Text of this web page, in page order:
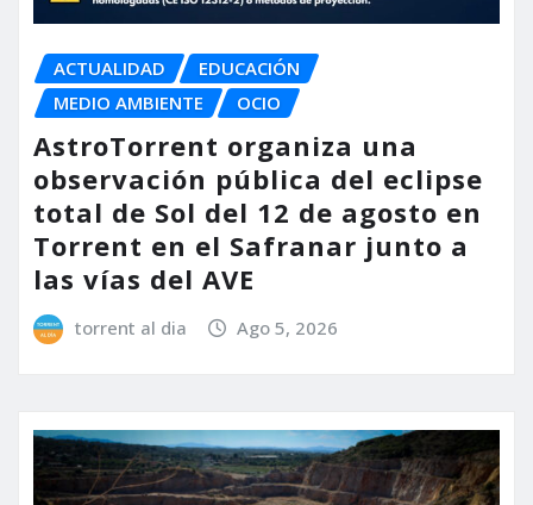
ACTUALIDAD
EDUCACIÓN
MEDIO AMBIENTE
OCIO
AstroTorrent organiza una
observación pública del eclipse
total de Sol del 12 de agosto en
Torrent en el Safranar junto a
las vías del AVE
torrent al dia Ago 5, 2026